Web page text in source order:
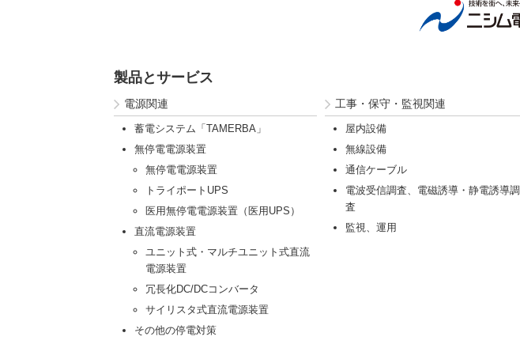
製品とサービス
電源関連
蓄電システム「TAMERBA」
無停電電源装置
無停電電源装置
トライポートUPS
医用無停電電源装置（医用UPS）
直流電源装置
ユニット式・マルチユニット式直流
電源装置
冗長化DC/DCコンバータ
サイリスタ式直流電源装置
その他の停電対策
工事・保守・監視関連
屋内設備
無線設備
通信ケーブル
電波受信調査、電磁誘導・静電誘導調
査
監視、運用